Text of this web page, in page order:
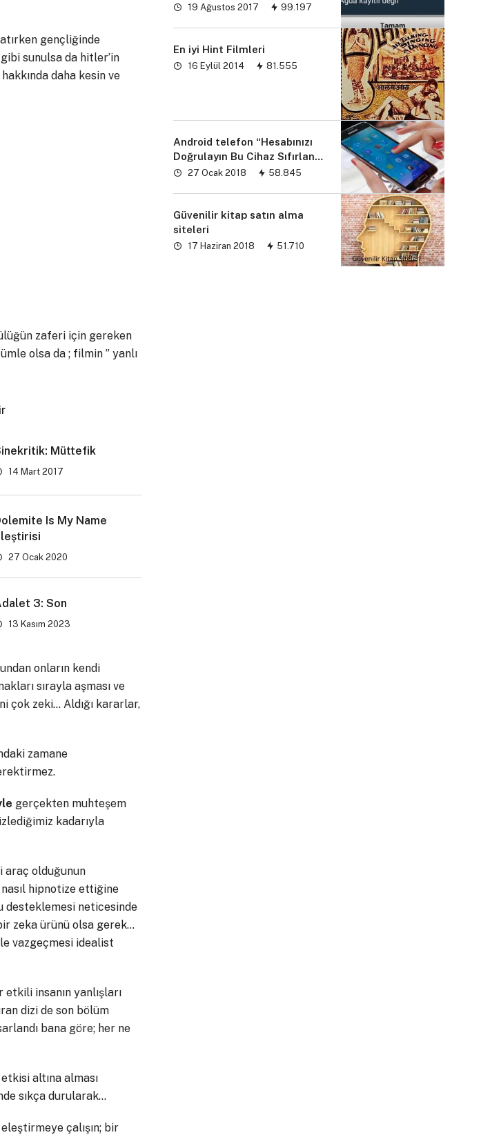
gençliğinde
sunulsa da hitler’in
daha kesin ve
zaferi için gereken
olsa da ; filmin ” yanlı
Müttefik
14 Mart 2017
Is My Name
27 Ocak 2020
3: Son
13 Kasım 2023
onların kendi
sırayla aşması ve
çok zeki… Aldığı kararlar,
zamane
gerçekten muhteşem
kadarıyla
araç olduğunun
hipnotize ettiğine
desteklemesi neticesinde
zeka ürünü olsa gerek…
vazgeçmesi idealist
insanın yanlışları
dizi de son bölüm
bana göre; her ne
altına alması
sıkça durularak…
çalışın; bir
19 Ağustos 2017 99.197
En iyi Hint Filmleri
16 Eylül 2014 81.555
Android telefon “Hesabınızı
Doğrulayın Bu Cihaz Sıfırlandı
sorunu” çözümü
27 Ocak 2018 58.845
Güvenilir kitap satın alma
siteleri
17 Haziran 2018 51.710